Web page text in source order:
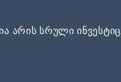
არის სრული